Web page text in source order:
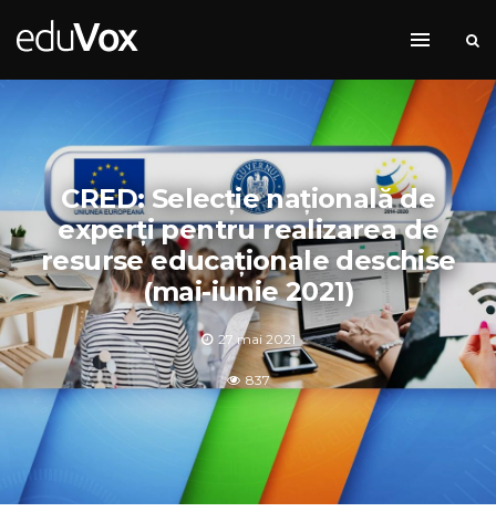
CRED: Selecție națională de
experți pentru realizarea de
resurse educaționale deschise
(mai-iunie 2021)
27 mai 2021
837